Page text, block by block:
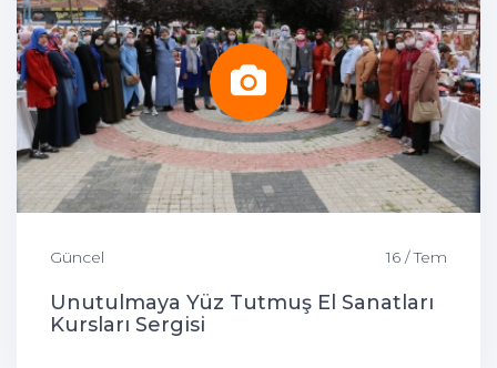
Güncel 16 / Tem
Unutulmaya Yüz Tutmuş El Sanatları
Kursları Sergisi